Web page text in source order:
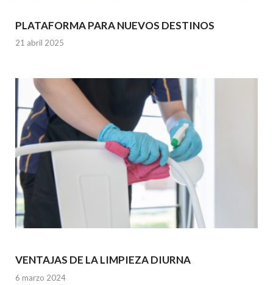
PLATAFORMA PARA NUEVOS DESTINOS
21 abril 2025
VENTAJAS DE LA LIMPIEZA DIURNA
6 marzo 2024